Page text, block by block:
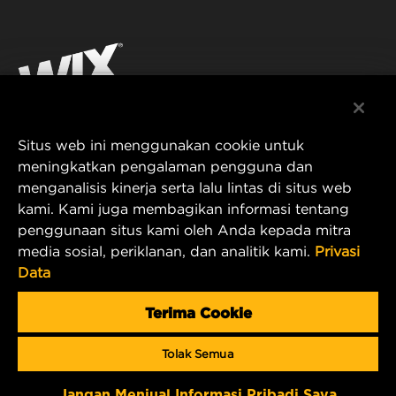
PRODUK UNTUK BALAP
KONTAK
PRIVASI DATA
PEMBERITAHUAN LEGAL
TERBITAN
Instagram
PT MANN AND HUMMEL Filtration Indonesia
Puri Indah Financial Tower, Unit 107
Jl. Puri Lingkar Dalam, RT01/RW02
Kembangan Selatan
Kecamatan Kembangan
West Jakarta 11610, Indonesia
wix_filters_asia@mann-hummel.com
Copyright 2024 MANN+HUMMEL. All rights reserved.
Situs web ini menggunakan cookie untuk
meningkatkan pengalaman pengguna dan
menganalisis kinerja serta lalu lintas di situs web
kami. Kami juga membagikan informasi tentang
penggunaan situs kami oleh Anda kepada mitra
media sosial, periklanan, dan analitik kami. Privasi
Data
Terima Cookie
Tolak Semua